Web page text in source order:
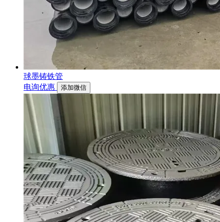
球墨铸铁管
电询优惠
添加微信